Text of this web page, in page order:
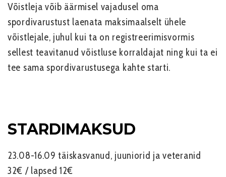
Võistleja võib äärmisel vajadusel oma
spordivarustust laenata maksimaalselt ühele
võistlejale, juhul kui ta on registreerimisvormis
sellest teavitanud võistluse korraldajat ning kui ta ei
tee sama spordivarustusega kahte starti.
STARDIMAKSUD
23.08-16.09 täiskasvanud, juuniorid ja veteranid
32€ / lapsed 12€